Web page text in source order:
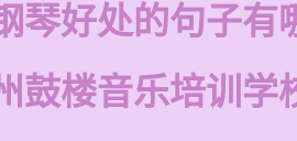
琴好处的句子有
鼓楼音乐培训学